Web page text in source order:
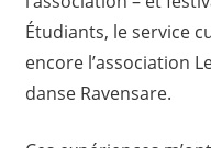
Étudiants, le service
encore l’association
danse Ravensare.